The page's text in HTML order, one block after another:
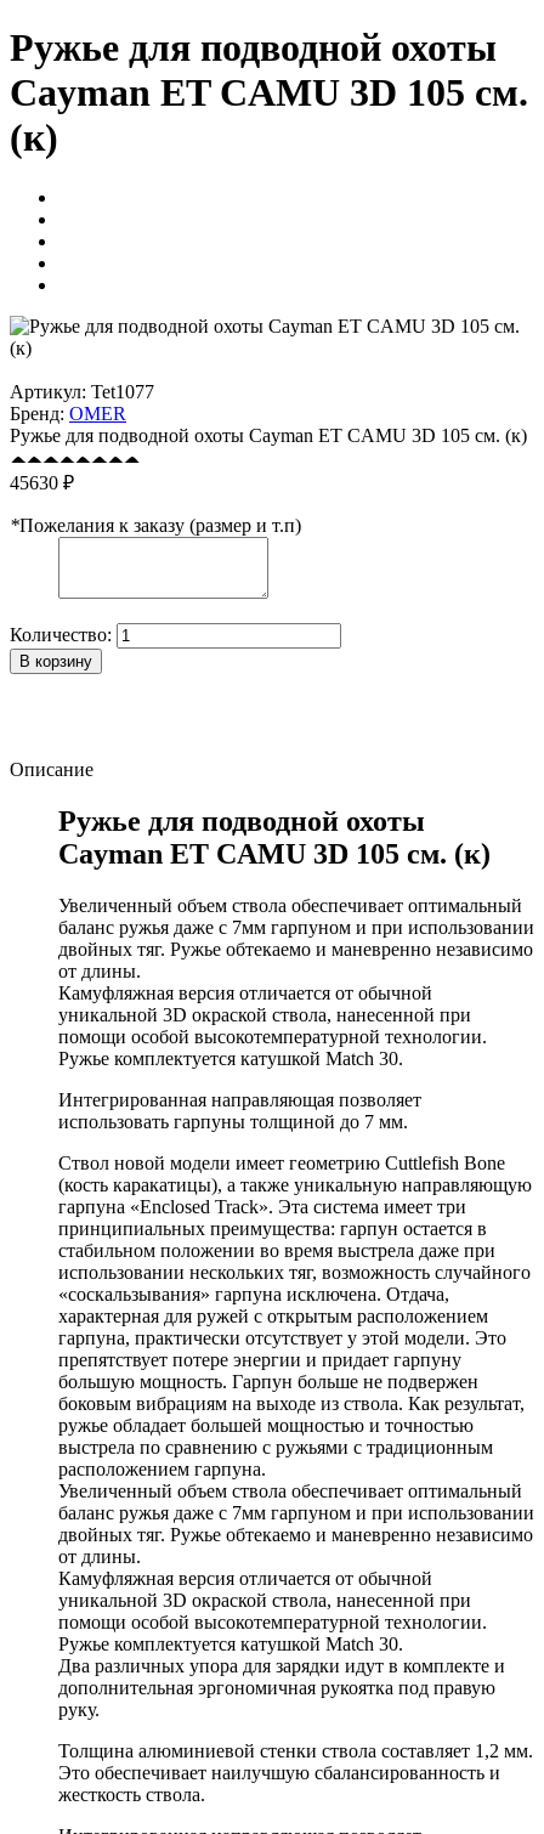
Ружье для подводной охоты
Cayman ET CAMU 3D 105 см.
(к)
Артикул: Tet1077
Бренд: OMER
Ружье для подводной охоты Cayman ET CAMU 3D 105 см. (к)
45630 ₽
*Пожелания к заказу (размер и т.п)
Количество:
В корзину
Описание
Ружье для подводной охоты
Cayman ET CAMU 3D 105 см. (к)
Увеличенный объем ствола обеспечивает оптимальный
баланс ружья даже с 7мм гарпуном и при использовании
двойных тяг. Ружье обтекаемо и маневренно независимо
от длины.
Камуфляжная версия отличается от обычной
уникальной 3D окраской ствола, нанесенной при
помощи особой высокотемпературной технологии.
Ружье комплектуется катушкой Match 30.
Интегрированная направляющая позволяет
использовать гарпуны толщиной до 7 мм.
Ствол новой модели имеет геометрию Cuttlefish Bone
(кость каракатицы), а также уникальную направляющую
гарпуна «Enclosed Track». Эта система имеет три
принципиальных преимущества: гарпун остается в
стабильном положении во время выстрела даже при
использовании нескольких тяг, возможность случайного
«соскальзывания» гарпуна исключена. Отдача,
характерная для ружей с открытым расположением
гарпуна, практически отсутствует у этой модели. Это
препятствует потере энергии и придает гарпуну
большую мощность. Гарпун больше не подвержен
боковым вибрациям на выходе из ствола. Как результат,
ружье обладает большей мощностью и точностью
выстрела по сравнению с ружьями с традиционным
расположением гарпуна.
Увеличенный объем ствола обеспечивает оптимальный
баланс ружья даже с 7мм гарпуном и при использовании
двойных тяг. Ружье обтекаемо и маневренно независимо
от длины.
Камуфляжная версия отличается от обычной
уникальной 3D окраской ствола, нанесенной при
помощи особой высокотемпературной технологии.
Ружье комплектуется катушкой Match 30.
Два различных упора для зарядки идут в комплекте и
дополнительная эргономичная рукоятка под правую
руку.
Толщина алюминиевой стенки ствола составляет 1,2 мм.
Это обеспечивает наилучшую сбалансированность и
жесткость ствола.